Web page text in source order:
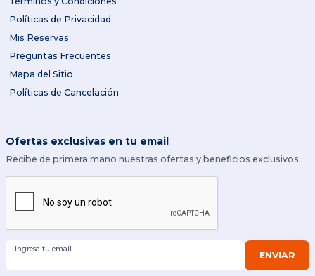
Políticas de Privacidad
Mis Reservas
Preguntas Frecuentes
Mapa del Sitio
Políticas de Cancelación
Ofertas exclusivas en tu email
Recibe de primera mano nuestras ofertas y beneficios exclusivos.
Ingresa tu email
ENVIAR